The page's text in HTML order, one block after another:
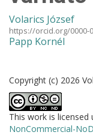
Volarics József
https://orcid.org/0000-
Papp Kornél
Copyright (c) 2026
This work is licensed
NonCommercial-